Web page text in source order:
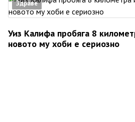
Здраве
Уиз Калифа пробяга 8
новото му хоби е сериозно